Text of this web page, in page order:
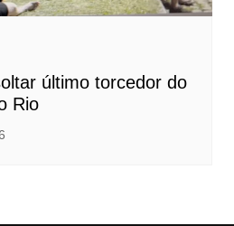
último torcedor do
Rio